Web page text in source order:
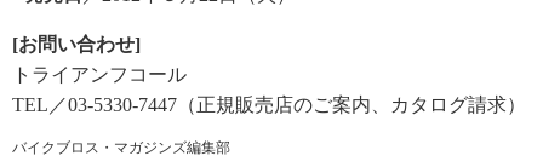
[お問い合わせ]
トライアンフコール
TEL／03-5330-7447（正規販売店のご案内、カタログ請求）
バイクブロス・マガジンズ編集部